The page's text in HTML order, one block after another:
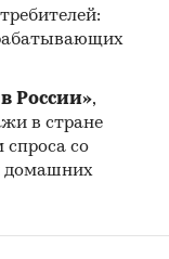
Современные
авторов и не
России»,
в стране
спроса со
домашних